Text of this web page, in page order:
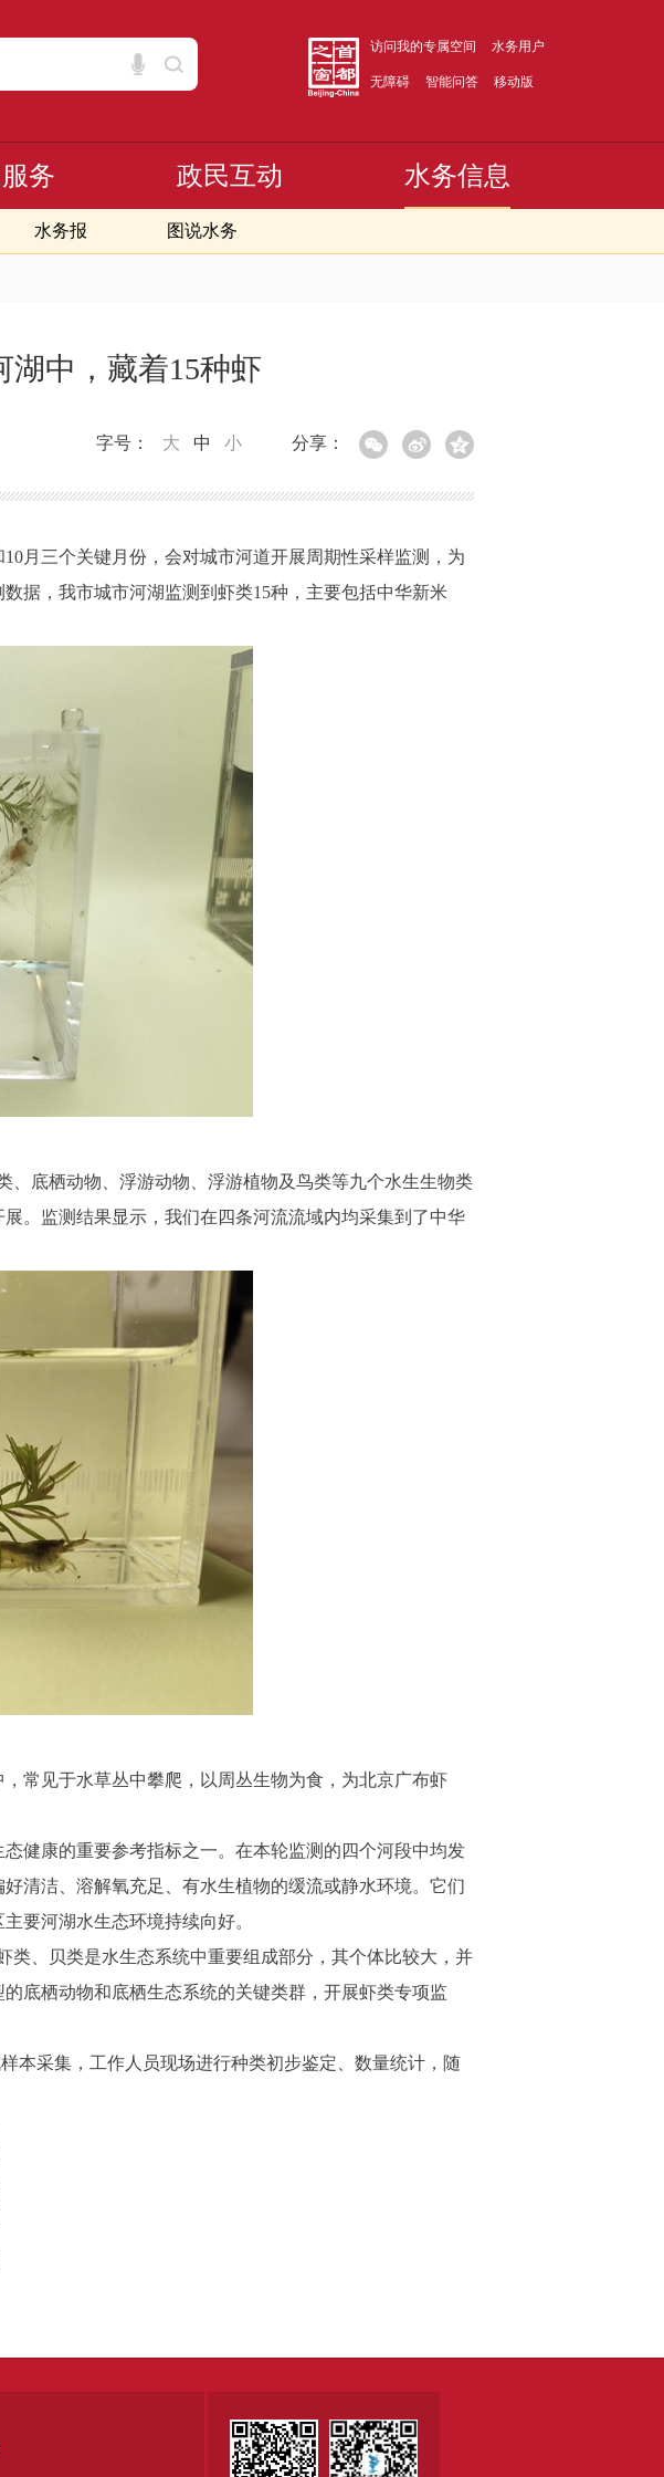
访问我的专属空间 水务用户
无障碍 智能问答 移动版
务 政民互动 水务信息
水务报 图说水务
中，藏着15种虾
分享：
字号： 大 中 小
月三个关键月份，会对城市河道开展周期性采样监测，为
据，我市城市河湖监测到虾类15种，主要包括中华新米
、底栖动物、浮游动物、浮游植物及鸟类等九个水生生物类
。监测结果显示，我们在四条河流流域内均采集到了中华
常见于水草丛中攀爬，以周丛生物为食，为北京广布虾
健康的重要参考指标之一。在本轮监测的四个河段中均发
清洁、溶解氧充足、有水生植物的缓流或静水环境。它们
要河湖水生态环境持续向好。
类、贝类是水生态系统中重要组成部分，其个体比较大，并
底栖动物和底栖生态系统的关键类群，开展虾类专项监
本采集，工作人员现场进行种类初步鉴定、数量统计，随